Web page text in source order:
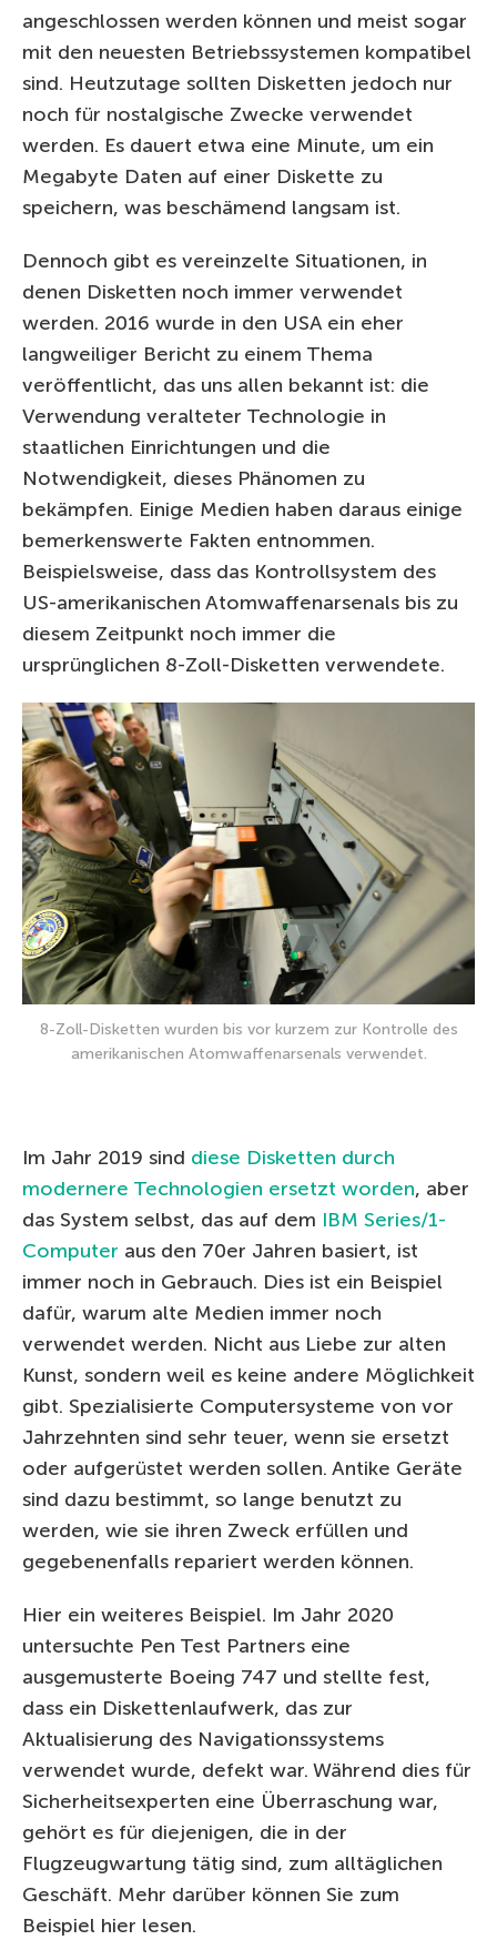
angeschlossen werden können und meist sogar
mit den neuesten Betriebssystemen kompatibel
sind. Heutzutage sollten Disketten jedoch nur
noch für nostalgische Zwecke verwendet
werden. Es dauert etwa eine Minute, um ein
Megabyte Daten auf einer Diskette zu
speichern, was beschämend langsam ist.
Dennoch gibt es vereinzelte Situationen, in
denen Disketten noch immer verwendet
werden. 2016 wurde in den USA ein eher
langweiliger Bericht zu einem Thema
veröffentlicht, das uns allen bekannt ist: die
Verwendung veralteter Technologie in
staatlichen Einrichtungen und die
Notwendigkeit, dieses Phänomen zu
bekämpfen. Einige Medien haben daraus einige
bemerkenswerte Fakten entnommen.
Beispielsweise, dass das Kontrollsystem des
US-amerikanischen Atomwaffenarsenals bis zu
diesem Zeitpunkt noch immer die
ursprünglichen 8-Zoll-Disketten verwendete.
8-Zoll-Disketten wurden bis vor kurzem zur Kontrolle des
amerikanischen Atomwaffenarsenals verwendet.
Im Jahr 2019 sind diese Disketten durch
modernere Technologien ersetzt worden, aber
das System selbst, das auf dem IBM Series/1-
Computer aus den 70er Jahren basiert, ist
immer noch in Gebrauch. Dies ist ein Beispiel
dafür, warum alte Medien immer noch
verwendet werden. Nicht aus Liebe zur alten
Kunst, sondern weil es keine andere Möglichkeit
gibt. Spezialisierte Computersysteme von vor
Jahrzehnten sind sehr teuer, wenn sie ersetzt
oder aufgerüstet werden sollen. Antike Geräte
sind dazu bestimmt, so lange benutzt zu
werden, wie sie ihren Zweck erfüllen und
gegebenenfalls repariert werden können.
Hier ein weiteres Beispiel. Im Jahr 2020
untersuchte Pen Test Partners eine
ausgemusterte Boeing 747 und stellte fest,
dass ein Diskettenlaufwerk, das zur
Aktualisierung des Navigationssystems
verwendet wurde, defekt war. Während dies für
Sicherheitsexperten eine Überraschung war,
gehört es für diejenigen, die in der
Flugzeugwartung tätig sind, zum alltäglichen
Geschäft. Mehr darüber können Sie zum
Beispiel hier lesen.